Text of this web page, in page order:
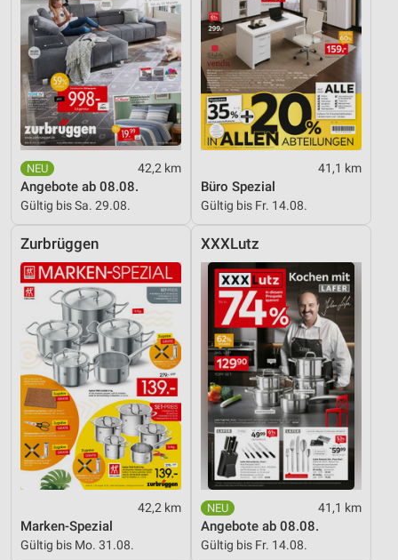
42,2 km
Angebote ab 08.08.
Gültig bis Sa. 29.08.
41,1 km
Büro Spezial
Gültig bis Fr. 14.08.
Zurbrüggen
42,2 km
Marken-Spezial
Gültig bis Mo. 31.08.
XXXLutz
41,1 km
Angebote ab 08.08.
Gültig bis Fr. 14.08.